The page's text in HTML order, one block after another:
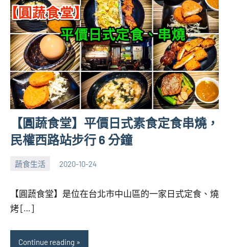
【圓蔬食堂】平價日式素食定食串燒，
民權西路站步行 6 分鐘
蔬食生活 2020-10-24
張
芋
No
【圓蔬食堂】是位在台北市中山區的一家日式定食、燒
烤 […]
Continue reading